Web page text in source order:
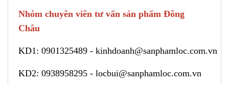
Nhóm chuyên viên tư vấn sản phẩm Đông
Châu
KD1: 0901325489 - kinhdoanh@sanphamloc.com.vn
KD2: 0938958295 - locbui@sanphamloc.com.vn